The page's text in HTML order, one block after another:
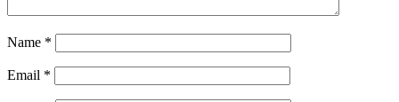
Name *
Email *